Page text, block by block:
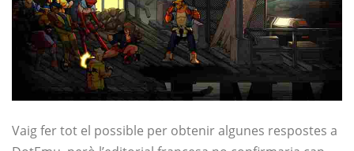
Vaig fer tot el possible per obtenir algunes respostes a